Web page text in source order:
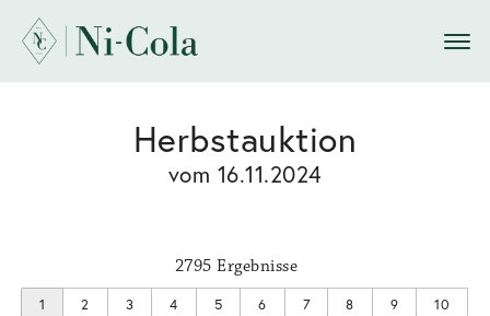
Herbstauktion
vom 16.11.2024
2795 Ergebnisse
1 2 3 4 5 6 7 8 9 10